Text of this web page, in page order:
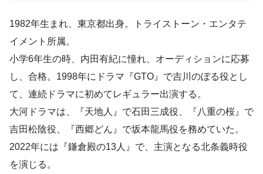
1982年生まれ、東京都出身。トライストーン・エンタテ
イメント所属。
小学6年生の時、内田有紀に憧れ、オーディションに応募
し、合格。1998年にドラマ『GTO』で吉川のぼる役とし
て、連続ドラマに初めてレギュラー出演する。
大河ドラマは、『天地人』で石田三成役、『八重の桜』で
吉田松陰役、『西郷どん』で坂本龍馬役を務めていた。
2022年には『鎌倉殿の13人』で、主演となる北条義時役
を演じる。